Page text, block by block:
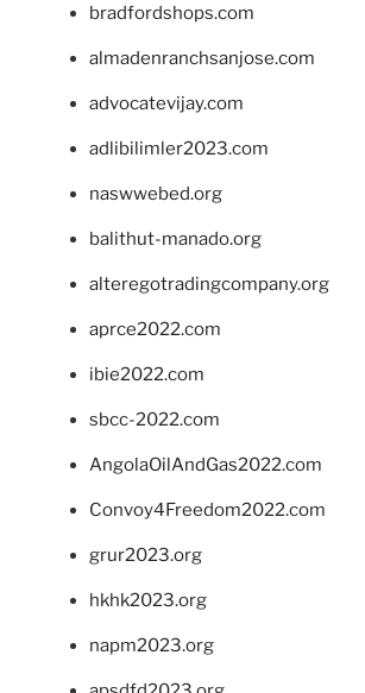
bradfordshops.com
almadenranchsanjose.com
advocatevijay.com
adlibilimler2023.com
naswwebed.org
balithut-manado.org
alteregotradingcompany.org
aprce2022.com
ibie2022.com
sbcc-2022.com
AngolaOilAndGas2022.com
Convoy4Freedom2022.com
grur2023.org
hkhk2023.org
napm2023.org